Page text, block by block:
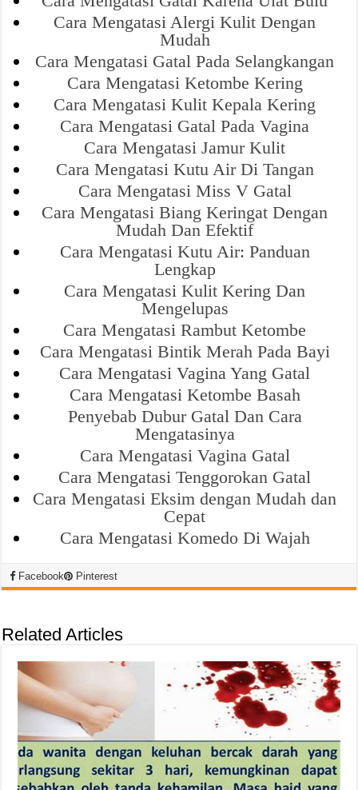
Cara Mengatasi Alergi Kulit Dengan
Mudah
Cara Mengatasi Gatal Pada Selangkangan
Cara Mengatasi Ketombe Kering
Cara Mengatasi Kulit Kepala Kering
Cara Mengatasi Gatal Pada Vagina
Cara Mengatasi Jamur Kulit
Cara Mengatasi Kutu Air Di Tangan
Cara Mengatasi Miss V Gatal
Cara Mengatasi Biang Keringat Dengan
Mudah Dan Efektif
Cara Mengatasi Kutu Air: Panduan
Lengkap
Cara Mengatasi Kulit Kering Dan
Mengelupas
Cara Mengatasi Rambut Ketombe
Cara Mengatasi Bintik Merah Pada Bayi
Cara Mengatasi Vagina Yang Gatal
Cara Mengatasi Ketombe Basah
Penyebab Dubur Gatal Dan Cara
Mengatasinya
Cara Mengatasi Vagina Gatal
Cara Mengatasi Tenggorokan Gatal
Cara Mengatasi Eksim dengan Mudah dan
Cepat
Cara Mengatasi Komedo Di Wajah
Facebook Pinterest
Related Articles